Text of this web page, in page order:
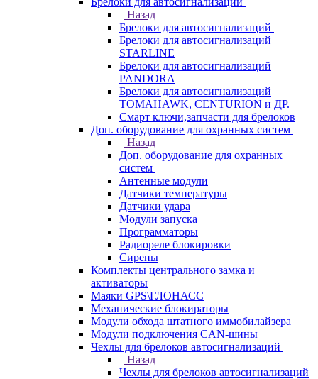
Назад
Брелоки для автосигнализаций
Брелоки для автосигнализаций
STARLINE
Брелоки для автосигнализаций
PANDORA
Брелоки для автосигнализаций
TOMAHAWK, CENTURION и ДР.
Смарт ключи,запчасти для брелоков
Доп. оборудование для охранных систем
Назад
Доп. оборудование для охранных
систем
Антенные модули
Датчики температуры
Датчики удара
Модули запуска
Программаторы
Радиореле блокировки
Сирены
Комплекты центрального замка и
активаторы
Маяки GPS\ГЛОНАСС
Механические блокираторы
Модули обхода штатного иммобилайзера
Модули подключения CAN-шины
Чехлы для брелоков автосигнализаций
Назад
Чехлы для брелоков автосигнализаций